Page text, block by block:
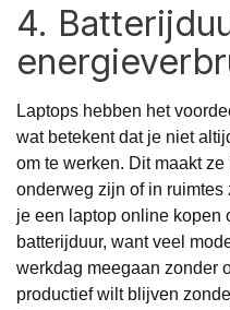
4.
Laptops hebben het
wat betekent dat je niet
om te werken. Dit maakt
onderweg zijn of in
je een laptop online kopen
batterijduur, want veel
werkdag meegaan zonder
productief wilt blijven